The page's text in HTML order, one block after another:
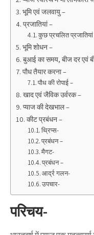
भूमि एवं जलवायु –
प्रजातियां –
कुछ प्रचलित प्रजातियां
भूमि शोधन –
बुआई का समय, बीज दर एवं
पौध तैयार करना –
पौध की रोपाई –
खाद एवं जैविक उर्वरक –
प्याज की देखभाल –
कीट प्रबंधन –
थ्रिप्स-
प्रबंधन –
मैगट-
प्रबंधन –
आर्द्र गलन-
उपचार-
परिचय-